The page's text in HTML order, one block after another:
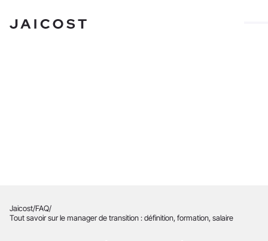
Jaicost/FAQ/
Tout savoir sur le manager de transition : définition, formation, salaire